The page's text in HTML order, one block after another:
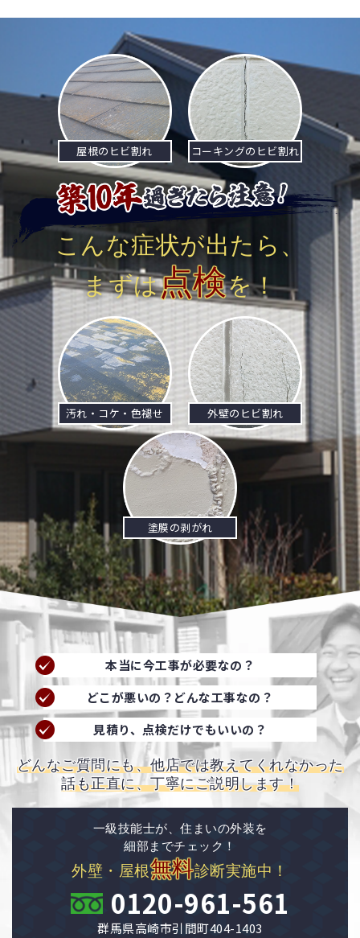
ナ
シ
ョ
ン
屋根のヒビ割れ コーキングのヒビ割れ
こんな症状が出たら、
まずは点検を！
汚れ・コケ・色褪せ 外壁のヒビ割れ
塗膜の剥がれ
本当に今工事が必要なの？
どこが悪いの？どんな工事なの？
見積り、点検だけでもいいの？
どんなご質問にも、他店では教えてくれなかった
話も正直に、丁寧にご説明します！
一級技能士が、住まいの外装を
細部までチェック！
外壁・屋根無料診断実施中！
0120-961-561
群馬県高崎市引間町404-1403